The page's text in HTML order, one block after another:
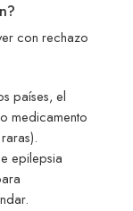
con rechazo
países, el
medicamento
epilepsia